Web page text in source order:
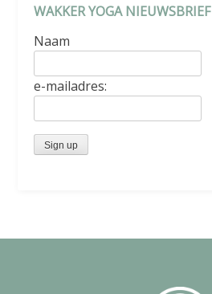
WAKKER YOGA NIEUWSBRIEF
Naam
e-mailadres: